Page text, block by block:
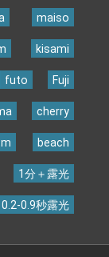
maiso
kisami
futo Fuji
cherry
beach
1分＋露光
0.2-0.9秒露光